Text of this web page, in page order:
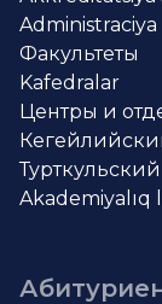
Administraciya
Факультеты
Kafedralar
Центры и
Akademiyalıq